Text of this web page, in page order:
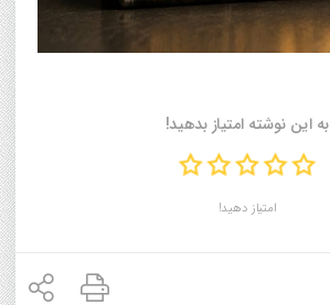
به این نوشته امتیاز بدهید!
امتیاز دهید!